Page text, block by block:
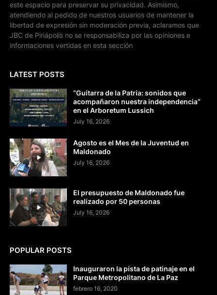
este espacio para preservar su privacidad. Asimismo,
atendiendo al pedido de nuestros usuarios de mantener la
libertad de expresión sin moderación previa, aclaramos que
JBC de Piriápolis no se responsabiliza por las opiniones e
informaciones vertidas en esta sección
LATEST POSTS
“Guitarra de la Patria: sonidos que
acompañaron nuestra independencia”
en el Arboretum Lussich
July 16, 2026
Agosto es el Mes de la Juventud en
Maldonado
July 16, 2026
El presupuesto de Maldonado fue
realizado por 50 personas
July 16, 2026
POPULAR POSTS
Inauguraron la pista de patinaje en el
Parque Metropolitano de La Paz
febrero 16, 2020